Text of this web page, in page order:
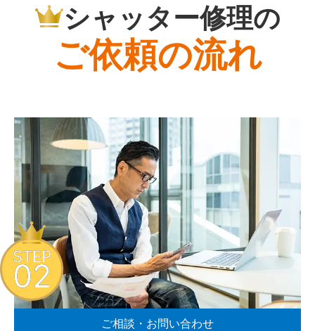
シャッター修理の
ご依頼の流れ
ご相談・お問い合わせ
STEP
02